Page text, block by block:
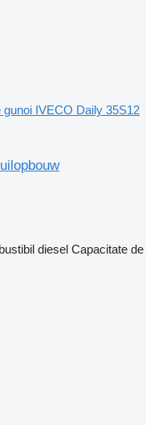
gunoi IVECO Daily 35S12
diesel Capacitate de